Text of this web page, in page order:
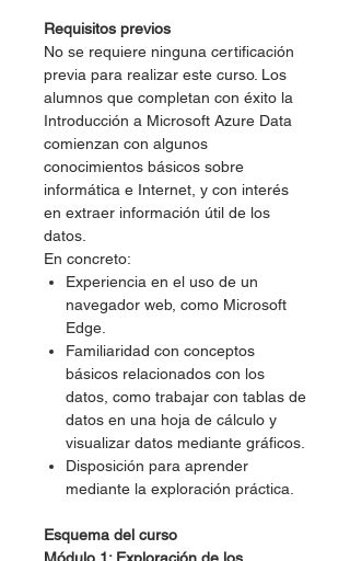
Requisitos previos
No se requiere ninguna certificación
previa para realizar este curso. Los
alumnos que completan con éxito la
Introducción a Microsoft Azure Data
comienzan con algunos
conocimientos básicos sobre
informática e Internet, y con interés
en extraer información útil de los
datos.
En concreto:
Experiencia en el uso de un
navegador web, como Microsoft
Edge.
Familiaridad con conceptos
básicos relacionados con los
datos, como trabajar con tablas de
datos en una hoja de cálculo y
visualizar datos mediante gráficos.
Disposición para aprender
mediante la exploración práctica.
Esquema del curso